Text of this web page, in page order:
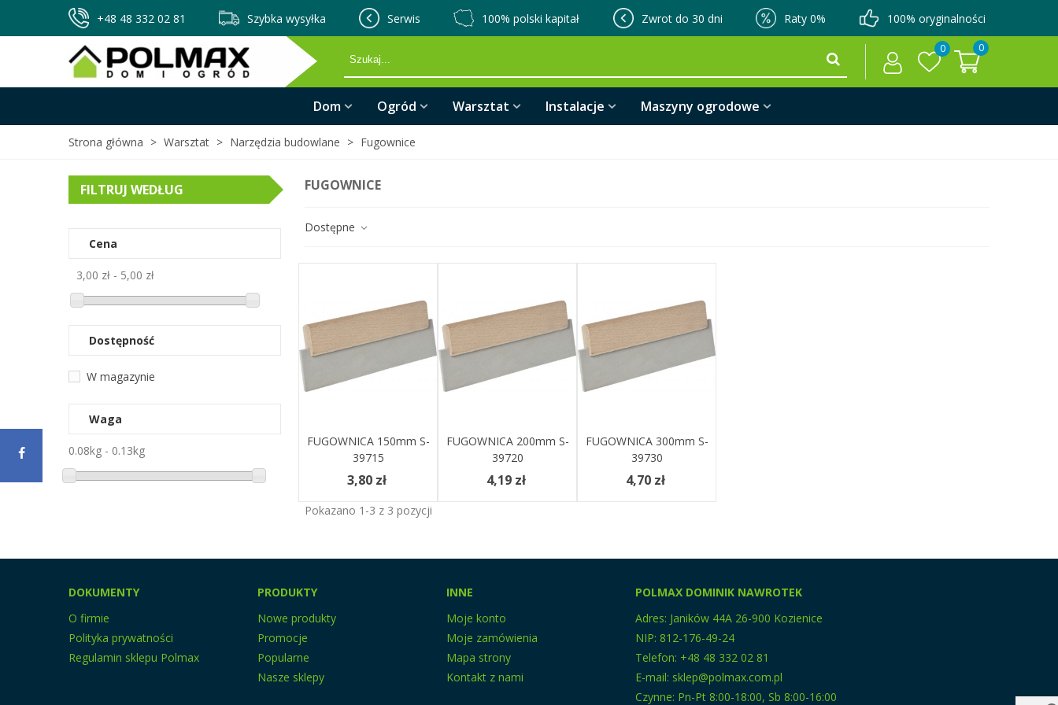
+48 48 332 02 81 Szybka wysyłka Serwis 100% polski kapitał Zwrot do 30 dni Raty 0% 100% oryginalności
0 0
Dom Ogród Warsztat Instalacje Maszyny ogrodowe
Strona główna > Warsztat > Narzędzia budowlane > Fugownice
FILTRUJ WEDŁUG
Cena
3,00 zł - 5,00 zł
Dostępność
W magazynie
Waga
0.08kg - 0.13kg
FUGOWNICE
Dostępne
Dodaj Do Koszyka
FUGOWNICA 150mm S-
39715
3,80 zł
Dodaj Do Koszyka
FUGOWNICA 200mm S-
39720
4,19 zł
Dodaj Do Koszyka
FUGOWNICA 300mm S-
39730
4,70 zł
Pokazano 1-3 z 3 pozycji
DOKUMENTY
O firmie
Polityka prywatności
Regulamin sklepu Polmax
PRODUKTY
Nowe produkty
Promocje
Popularne
Nasze sklepy
INNE
Moje konto
Moje zamówienia
Mapa strony
Kontakt z nami
POLMAX DOMINIK NAWROTEK
Adres: Janików 44A 26-900 Kozienice
NIP: 812-176-49-24
Telefon: +48 48 332 02 81
E-mail: sklep@polmax.com.pl
Czynne: Pn-Pt 8:00-18:00, Sb 8:00-16:00